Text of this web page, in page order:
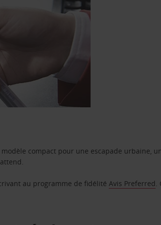
compact pour une escapade urbaine,
au programme de fidélitéAvis Preferred.